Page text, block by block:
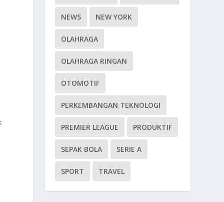
NEWS NEW YORK
OLAHRAGA
OLAHRAGA RINGAN
OTOMOTIF
PERKEMBANGAN TEKNOLOGI
PREMIER LEAGUE PRODUKTIF
SEPAK BOLA SERIE A
SPORT TRAVEL